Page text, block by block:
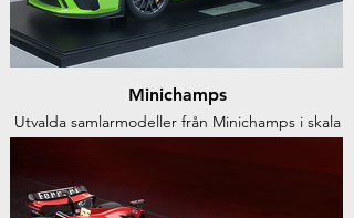
Minichamps
Utvalda samlarmodeller från Minichamps i skala
1:43 och 1:18